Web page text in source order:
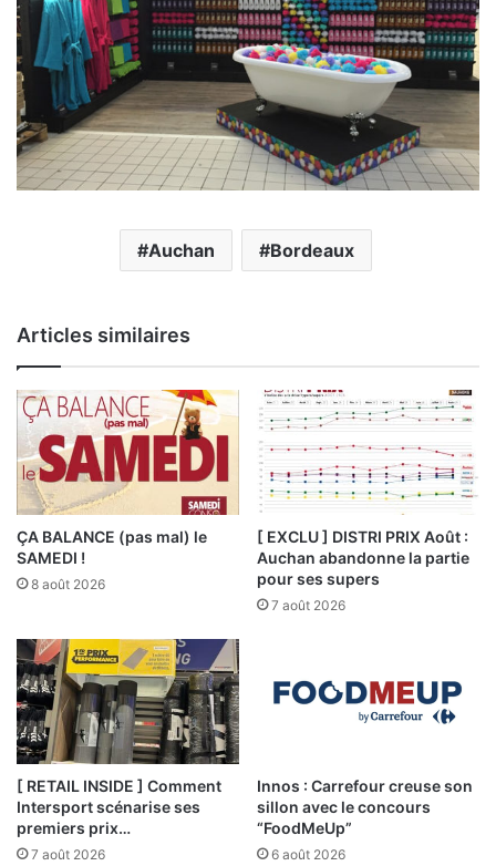
Auchan Bordeaux
Articles similaires
ÇA BALANCE (pas mal) le
SAMEDI !
8 août 2026
[ EXCLU ] DISTRI PRIX Août :
Auchan abandonne la partie
pour ses supers
7 août 2026
[ RETAIL INSIDE ] Comment
Intersport scénarise ses
premiers prix…
7 août 2026
Innos : Carrefour creuse son
sillon avec le concours
“FoodMeUp”
6 août 2026